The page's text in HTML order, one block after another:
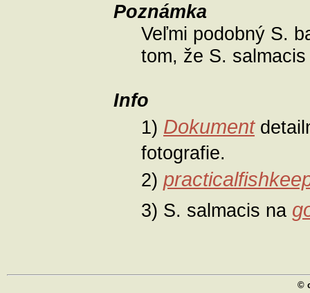
Poznámka
Veľmi podobný S.
tom, že S.
Info
1) Dokument
fotografie.
2)
3) S. salmacis na
©